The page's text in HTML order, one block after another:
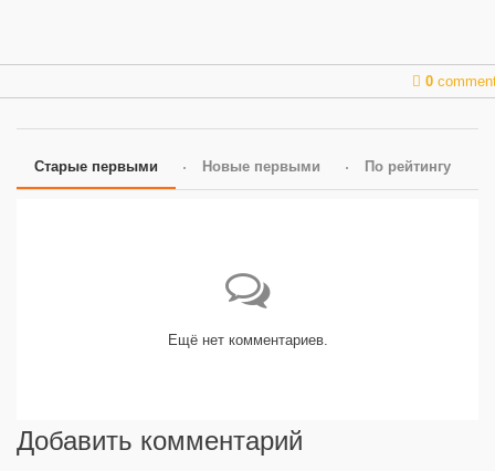
0
Старые первыми Новые первыми По рейтингу
Ещё нет комментариев.
Добавить комментарий